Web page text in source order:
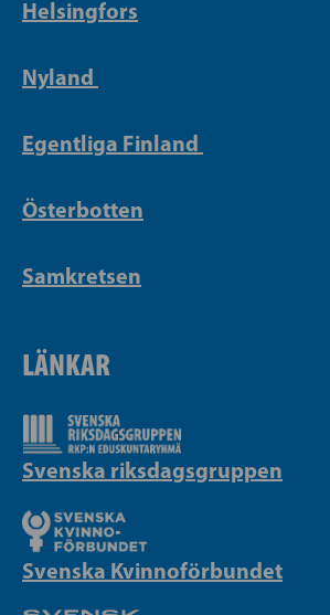
Helsingfors
Nyland
Egentliga Finland
Österbotten
Samkretsen
LÄNKAR
Svenska riksdagsgruppen
Svenska Kvinnoförbundet